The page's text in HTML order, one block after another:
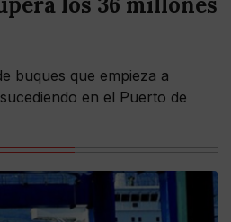
buques que empieza a
en el Puerto de